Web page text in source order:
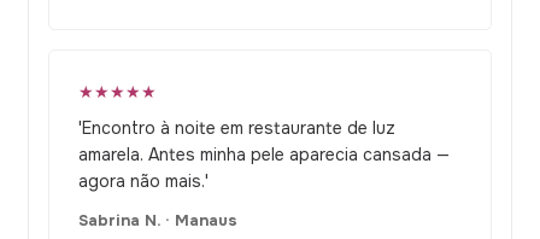
★★★★★
'Encontro à noite em restaurante de luz
amarela. Antes minha pele aparecia cansada —
agora não mais.'
Sabrina N. · Manaus